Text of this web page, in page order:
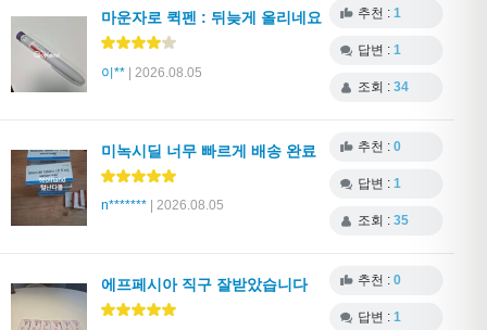
마운자로 퀵펜 : 뒤늦게 올리네요
이** | 2026.08.05
추천 : 1
답변 : 1
조회 : 34
미녹시딜 너무 빠르게 배송 완료
n******* | 2026.08.05
추천 : 0
답변 : 1
조회 : 35
에프페시아 직구 잘받았습니다 추천 : 0
답변 : 1